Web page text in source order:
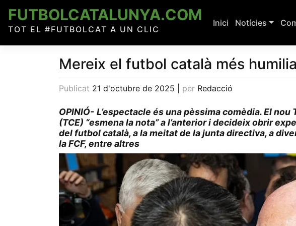
content
FUTBOLCATALUNYA.COM
TOT EL #FUTBOLCAT A UN CLIC
Inici Notícies
Mereix el futbol català més
Publicat 21 d'octubre de 2025 per Redacció
OPINIÓ- L’espectacle és una pèssima comèdia. El nou
(TCE) “esmena la nota” a l’anterior i decideix obrir
del futbol català, a la meitat de la junta directiva, a
la FCF, entre altres